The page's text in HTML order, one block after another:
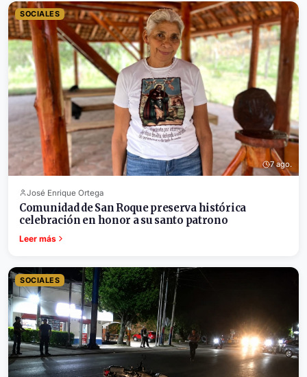
SOCIALES
7 ago.
José Enrique Ortega
Comunidad de San Roque preserva histórica
celebración en honor a su santo patrono
Leer más
SOCIALES